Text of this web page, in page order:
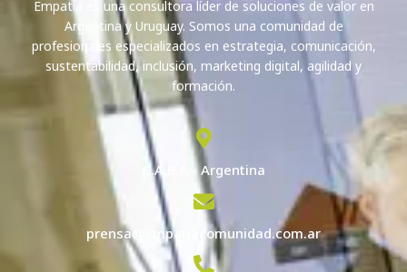
Empatía es una consultora líder de soluciones de valor en
Argentina y Uruguay. Somos una comunidad de
profesionales especializados en estrategia, comunicación,
sustentabilidad, inclusión, marketing digital, agilidad y
formación.
C.A.B.A - Argentina
prensa@empatiacomunidad.com.ar